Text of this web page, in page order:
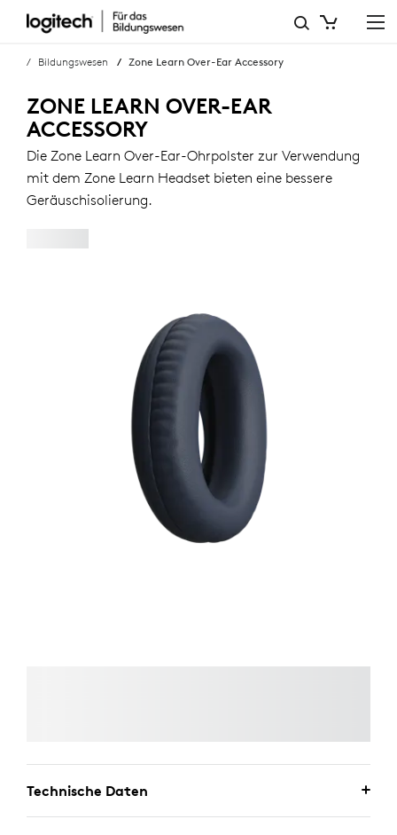
ZONE
LEARN
OVER-
EAR-
ZUBEHÖR
Bildungswesen Zone Learn Over-Ear Accessory
ZONE LEARN OVER-EAR
ACCESSORY
Die Zone Learn Over-Ear-Ohrpolster zur Verwendung
mit dem Zone Learn Headset bieten eine bessere
Geräuschisolierung.
Technische Daten